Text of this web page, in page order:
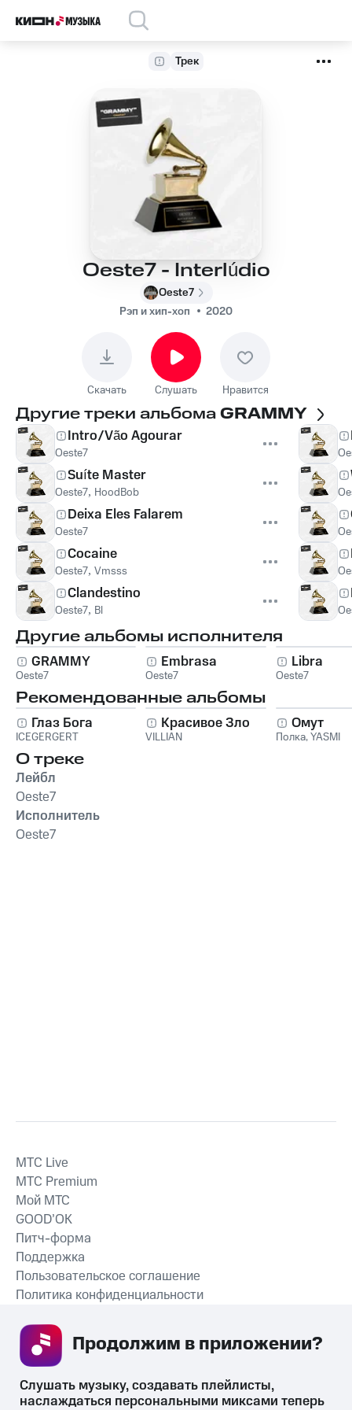
Трек
Oeste7 - Interlúdio
Oeste7
Рэп и хип-хоп
2020
Скачать Слушать Нравится
Другие треки альбомаGRAMMY
Intro/Vão Agourar
Oeste7
Suíte Master
Oeste7, HoodBob
Deixa Eles Falarem
Oeste7
Cocaine
Oeste7, Vmsss
Clandestino
Oeste7, Bl
Другие альбомы исполнителя
GRAMMY
Oeste7
Embrasa
Oeste7
Libra
Oeste7
Рекомендованные альбомы
Глаз Бога
ICEGERGERT
Красивое Зло
VILLIAN
Омут
Полка,YASMI
О треке
Лейбл
Oeste7
Исполнитель
Oeste7
СКАЧАТЬ ПРИЛОЖЕНИЕ
MTС Live
MTС Premium
Мой МТС
GOOD’OK
Питч-форма
Поддержка
Пользовательское соглашение
Политика конфиденциальности
Слушать музыку, создавать плейлисты,
наслаждаться персональными миксами теперь